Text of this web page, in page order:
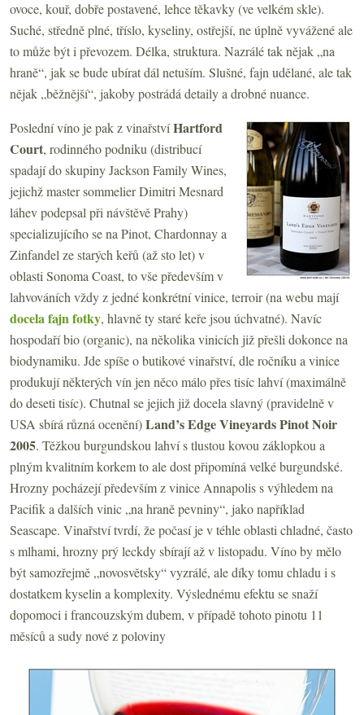
ovoce, kouř, dobře postavené, lehce těkavky (ve velkém skle).
Suché, středně plné, tříslo, kyseliny, ostřejší, ne úplně vyvážené ale
to může být i převozem. Délka, struktura. Nazrálé tak nějak „na
hraně“, jak se bude ubírat dál netuším. Slušné, fajn udělané, ale tak
nějak „běžnější“, jakoby postrádá detaily a drobné nuance.
Poslední víno je pak z vinařstvíHartford
Court, rodinného podniku (distribucí
spadají do skupiny Jackson Family Wines,
jejichž master sommelier Dimitri Mesnard
láhev podepsal při návštěvě Prahy)
specializujícího se na Pinot, Chardonnay a
Zinfandel ze starých keřů (až sto let) v
oblasti Sonoma Coast, to vše především v
lahvováních vždy z jedné konkrétní vinice, terroir (na webu mají
docela fajn fotky, hlavně ty staré keře jsou úchvatné). Navíc
hospodaří bio (organic), na několika vinicích již přešli dokonce na
biodynamiku. Jde spíše o butikové vinařství, dle ročníku a vinice
produkují některých vín jen něco málo přes tisíc lahví (maximálně
do deseti tisíc). Chutnal se jejich již docela slavný (pravidelně v
USA sbírá různá ocenění)Land’s Edge Vineyards Pinot Noir
2005. Těžkou burgundskou lahví s tlustou kovou záklopkou a
plným kvalitním korkem to ale dost připomíná velké burgundské.
Hrozny pocházejí především z vinice Annapolis s výhledem na
Pacifik a dalších vinic „na hraně pevniny“, jako například
Seascape. Vinařství tvrdí, že počasí je v téhle oblasti chladné, často
s mlhami, hrozny prý leckdy sbírají až v listopadu. Víno by mělo
být samozřejmě „novosvětsky“ vyzrálé, ale díky tomu chladu i s
dostatkem kyselin a komplexity. Výslednému efektu se snaží
dopomoci i francouzským dubem, v případě tohoto pinotu 11
měsíců a sudy nové z poloviny